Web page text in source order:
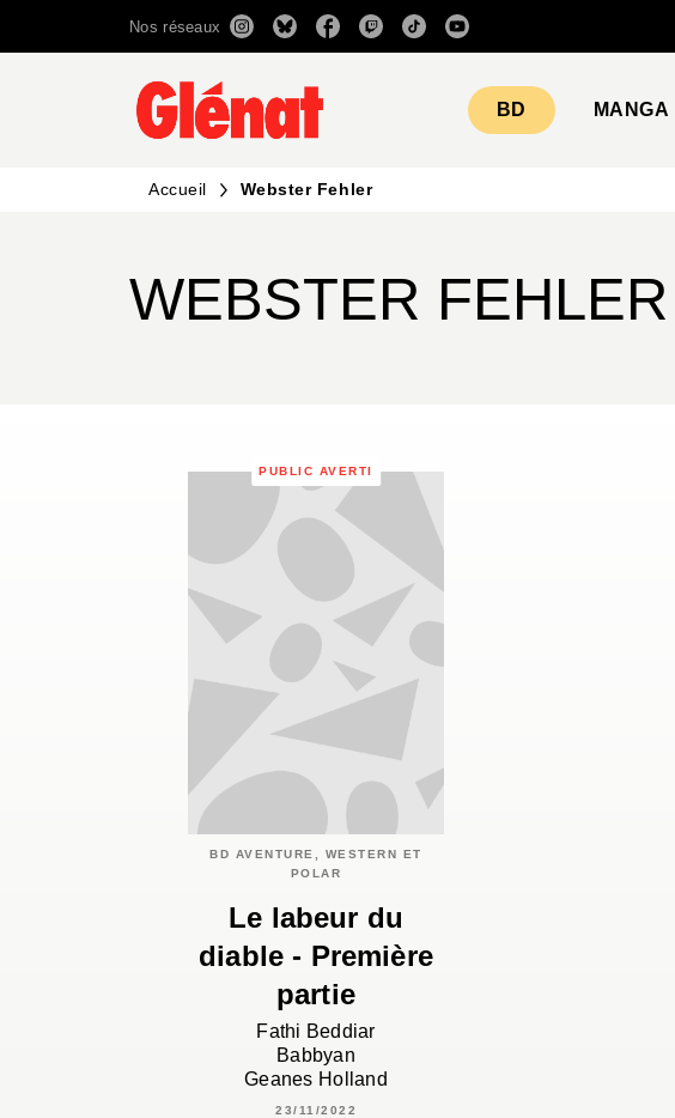
RECHERCHE CONTENU
Nos réseaux
BD MANGA
Accueil Webster Fehler
WEBSTER FEHLER
PUBLIC AVERTI
BD AVENTURE, WESTERN ET
POLAR
Le labeur du
diable - Première
partie
Fathi Beddiar
Babbyan
Geanes Holland
23/11/2022